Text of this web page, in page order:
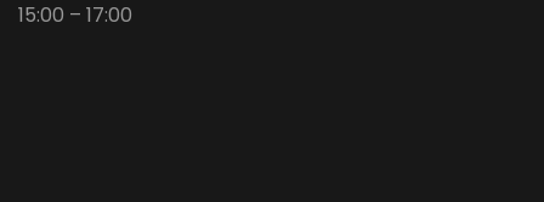
15:00 – 17:00